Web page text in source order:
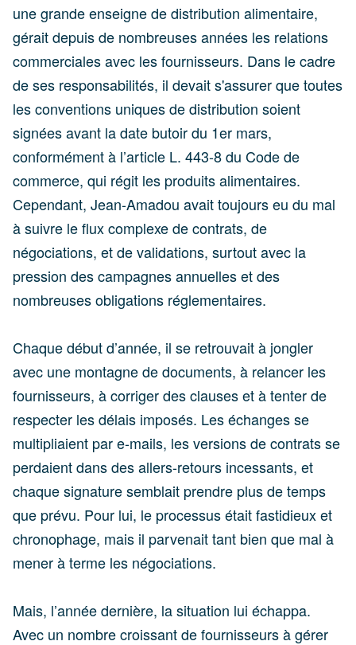
une grande enseigne de distribution alimentaire,
gérait depuis de nombreuses années les relations
commerciales avec les fournisseurs. Dans le cadre
de ses responsabilités, il devait s'assurer que toutes
les conventions uniques de distribution soient
signées avant la date butoir du 1er mars,
conformément à l’article L. 443-8 du Code de
commerce, qui régit les produits alimentaires.
Cependant, Jean-Amadou avait toujours eu du mal
à suivre le flux complexe de contrats, de
négociations, et de validations, surtout avec la
pression des campagnes annuelles et des
nombreuses obligations réglementaires.
Chaque début d’année, il se retrouvait à jongler
avec une montagne de documents, à relancer les
fournisseurs, à corriger des clauses et à tenter de
respecter les délais imposés. Les échanges se
multipliaient par e-mails, les versions de contrats se
perdaient dans des allers-retours incessants, et
chaque signature semblait prendre plus de temps
que prévu. Pour lui, le processus était fastidieux et
chronophage, mais il parvenait tant bien que mal à
mener à terme les négociations.
Mais, l’année dernière, la situation lui échappa.
Avec un nombre croissant de fournisseurs à gérer